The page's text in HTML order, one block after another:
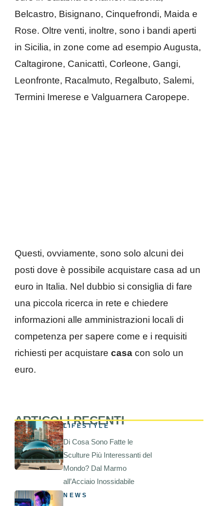
Belcastro, Bisignano, Cinquefrondi, Maida e
Rose. Oltre venti, inoltre, sono i bandi aperti
in Sicilia, in zone come ad esempio Augusta,
Caltagirone, Canicattì, Corleone, Gangi,
Leonfronte, Racalmuto, Regalbuto, Salemi,
Termini Imerese e Valguarnera Caropepe.
Questi, ovviamente, sono solo alcuni dei
posti dove è possibile acquistare casa ad un
euro in Italia. Nel dubbio si consiglia di fare
una piccola ricerca in rete e chiedere
informazioni alle amministrazioni locali di
competenza per sapere come e i requisiti
richiesti per acquistare casa con solo un
euro.
ARTICOLI RECENTI
LIFESTYLE
Di Cosa Sono Fatte le
Sculture Più Interessanti del
Mondo? Dal Marmo
all’Acciaio Inossidabile
NEWS